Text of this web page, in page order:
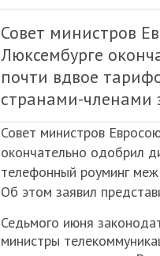
Совет министров
Люксембурге
почти вдвое
странами-членами
Совет министров
окончательно одобрил
телефонный роуминг
Об этом заявил
Седьмого июня
министры